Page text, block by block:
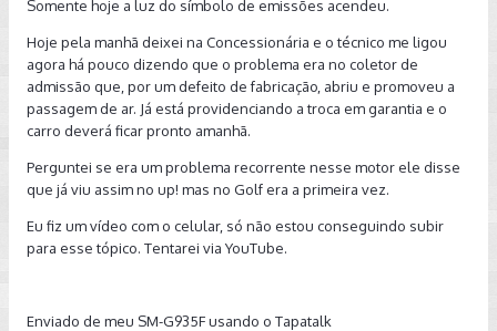
Somente hoje a luz do símbolo de emissões acendeu.
Hoje pela manhã deixei na Concessionária e o técnico me ligou
agora há pouco dizendo que o problema era no coletor de
admissão que, por um defeito de fabricação, abriu e promoveu a
passagem de ar. Já está providenciando a troca em garantia e o
carro deverá ficar pronto amanhã.
Perguntei se era um problema recorrente nesse motor ele disse
que já viu assim no up! mas no Golf era a primeira vez.
Eu fiz um vídeo com o celular, só não estou conseguindo subir
para esse tópico. Tentarei via YouTube.
Enviado de meu SM-G935F usando o Tapatalk